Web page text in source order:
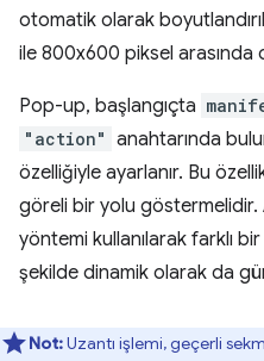
otomatik olarak
ile 800x600 piksel arasında
Pop-up, başlangıçta
"action" anahtarında
özelliğiyle ayarlanır. Bu
göreli bir yolu göstermelidir.
yöntemi kullanılarak farklı
şekilde dinamik olarak da
Not:Uzantı işlemi, geçerli